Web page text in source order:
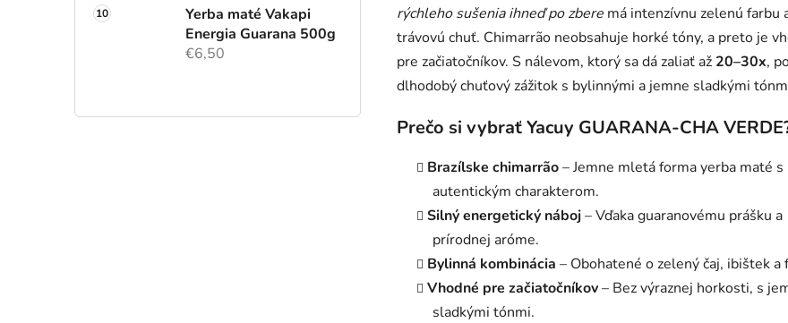
Yerba maté Vakapi
Energia Guarana 500g
€6,50
rýchleho sušenia ihneď po zbere má intenzívnu zelenú farbu
trávovú chuť. Chimarrão neobsahuje horké tóny, a preto je
pre začiatočníkov. S nálevom, ktorý sa dá zaliať až 20–30x,
dlhodobý chuťový zážitok s bylinnými a jemne sladkými
Prečo si vybrať Yacuy GUARANA-CHA
Brazílske chimarrão– Jemne mletá forma yerba maté s
autentickým charakterom.
Silný energetický náboj– Vďaka guaranovému prášku a
prírodnej aróme.
Bylinná kombinácia – Obohatené o zelený čaj, ibištek a
Vhodné pre začiatočníkov– Bez výraznej horkosti, s
sladkými tónmi.